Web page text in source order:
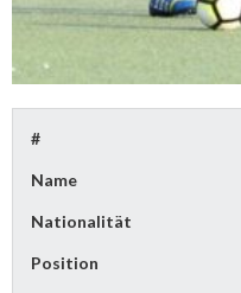
#
Name
Nationalität
Position